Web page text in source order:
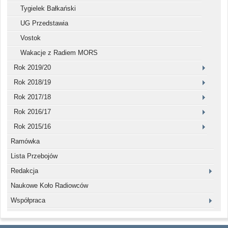
Tygielek Bałkański
UG Przedstawia
Vostok
Wakacje z Radiem MORS
Rok 2019/20
Rok 2018/19
Rok 2017/18
Rok 2016/17
Rok 2015/16
Ramówka
Lista Przebojów
Redakcja
Naukowe Koło Radiowców
Współpraca